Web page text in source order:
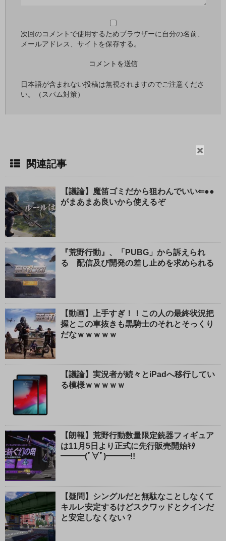
閉
次回のコメントで使用するためブラウザーに自分の名前、
メールアドレス、サイトを保存する。
日本語が含まれない投稿は無視されますのでご注意くださ
い。（スパム対策）
関連記事
【議論】魔笛ゴミだから狙わんでいい⇐●●
がまあまあ良いから使えるぞ
『荒野行動』、「PUBG」から訴えられ
る 配信及び開発の差し止めを求められる
【動画】上手すぎ！！この人の最終状況把
握とこの車抜きも黒騎士のそれとそっくり
だなｗｗｗｗｗ
【議論】実況者が続々とiPadへ移行してい
る模様ｗｗｗｗｗ
【朗報】荒野行動数量限定銃器フィギュア
は11月5日より正式に先行販売開始ｷﾀ
━━━(ﾟ∀ﾟ)━━━!!
【疑問】シングルだと無駄なことしなくて
キルレ安定するけどスクワッドとクインだ
と安定しなくない？